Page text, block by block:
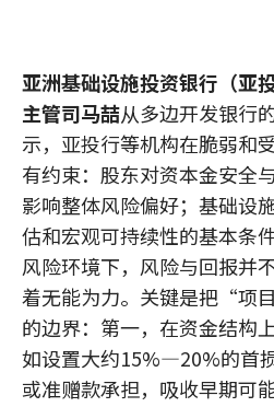
亚洲基础设施投资银行（亚
主管司马喆从多边开发银行
示，亚投行等机构在脆弱和
有约束：股东对资本金安全
影响整体风险偏好；基础设
估和宏观可持续性的基本条
风险环境下，风险与回报并
着无能为力。关键是把“项
的边界：第一，在资金结
如设置大约15%—20%的首
或准赠款承担，吸收早期可